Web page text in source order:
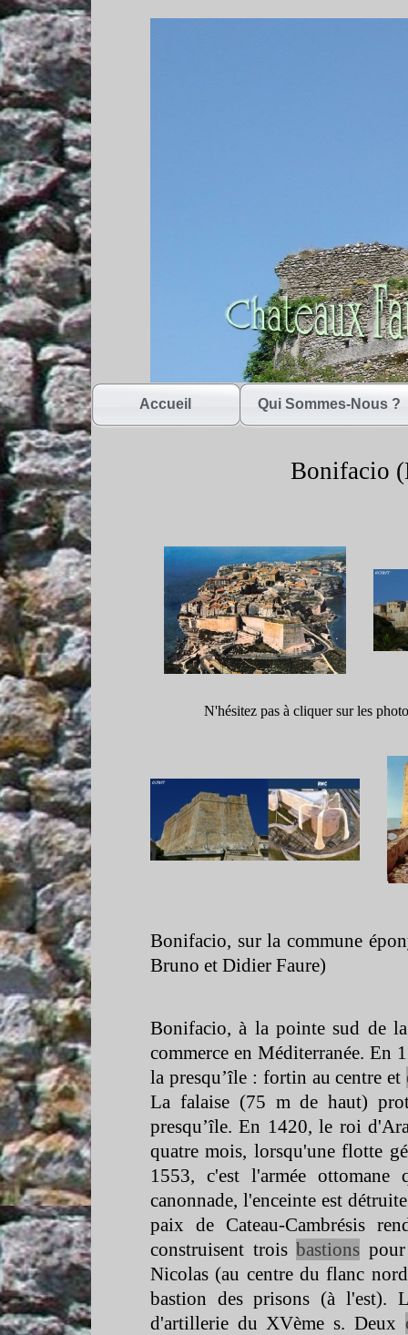
Accueil Qui Sommes-Nous ?
Bonifacio
N'hésitez pas à cliquer sur les
Bonifacio, sur la commune
Bruno et Didier Faure)
Bonifacio, à la pointe sud de
commerce en Méditerranée. En
la presqu’île : fortin au centre et
La falaise (75 m de haut)
presqu’île. En 1420, le roi
quatre mois, lorsqu'une flotte
1553, c'est l'armée ottomane
canonnade, l'enceinte est
paix de Cateau-Cambrésis
construisent troisbastions
Nicolas (au centre du flanc
bastion des prisons (à l'est).
d'artillerie du XVème s. Deux